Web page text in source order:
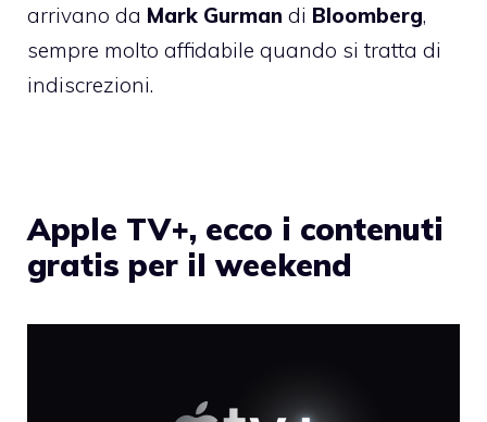
arrivano da Mark Gurman di Bloomberg,
sempre molto affidabile quando si tratta di
indiscrezioni.
Apple TV+, ecco i contenuti
gratis per il weekend